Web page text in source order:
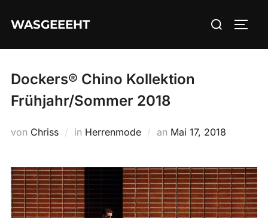
InhaltWASGEEEHT
Suchen
Dockers® Chino Kollektion
Frühjahr/Sommer 2018
von Chriss in Herrenmode an Veröffentlicht
Mai 17, 2018